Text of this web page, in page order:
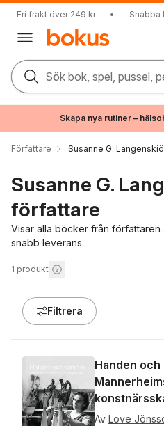
Fri frakt över 249 kr • Snabba
Sök bok, spel, pussel,
Skapa nya rutiner –
Författare Susanne G.
Susanne G.
författare
Visar alla böcker från författaren
snabb leverans.
1 produkt
Filtrera
Handen och
Av Love